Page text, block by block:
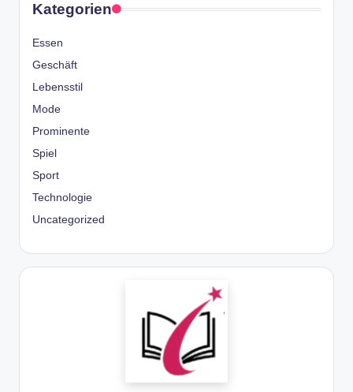
Kategorien
Essen
Geschäft
Lebensstil
Mode
Prominente
Spiel
Sport
Technologie
Uncategorized